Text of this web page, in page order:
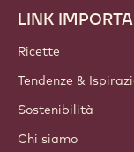
Footer
Callebaut
LINK
Ricette
Tendenze &
Sostenibilità
Chi siamo